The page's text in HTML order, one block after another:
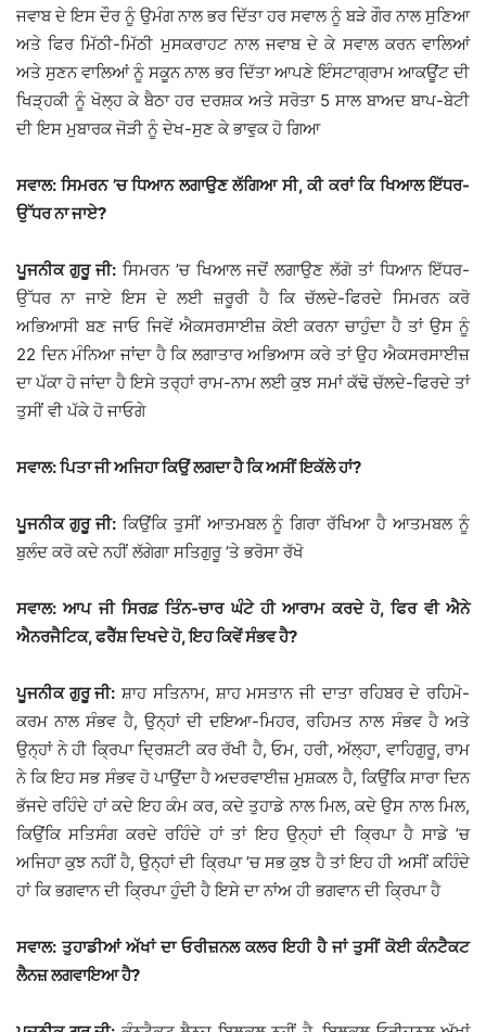
ਜਵਾਬ ਦੇ ਇਸ ਦੌਰ ਨੂੰ ਉਮੰਗ ਨਾਲ ਭਰ ਦਿੱਤਾ ਹਰ ਸਵਾਲ ਨੂੰ ਬੜੇ ਗੌਰ ਨਾਲ ਸੁਣਿਆ
ਅਤੇ ਫਿਰ ਮਿੱਠੀ-ਮਿੱਠੀ ਮੁਸਕਰਾਹਟ ਨਾਲ ਜਵਾਬ ਦੇ ਕੇ ਸਵਾਲ ਕਰਨ ਵਾਲਿਆਂ
ਅਤੇ ਸੁਣਨ ਵਾਲਿਆਂ ਨੂੰ ਸਕੂਨ ਨਾਲ ਭਰ ਦਿੱਤਾ ਆਪਣੇ ਇੰਸਟਾਗ੍ਰਾਮ ਆਕਊਂਟ ਦੀ
ਖਿੜ੍ਹਕੀ ਨੂੰ ਖੋਲ੍ਹ ਕੇ ਬੈਠਾ ਹਰ ਦਰਸ਼ਕ ਅਤੇ ਸਰੋਤਾ 5 ਸਾਲ ਬਾਅਦ ਬਾਪ-ਬੇਟੀ
ਦੀ ਇਸ ਮੁਬਾਰਕ ਜੋੜੀ ਨੂੰ ਦੇਖ-ਸੁਣ ਕੇ ਭਾਵੁਕ ਹੋ ਗਿਆ
ਸਵਾਲ: ਸਿਮਰਨ ’ਚ ਧਿਆਨ ਲਗਾਉਣ ਲੱਗਿਆ ਸੀ, ਕੀ ਕਰਾਂ ਕਿ ਖਿਆਲ ਇੱਧਰ-
ਉੱਧਰ ਨਾ ਜਾਏ?
ਪੂਜਨੀਕ ਗੁਰੂ ਜੀ:ਸਿਮਰਨ ’ਚ ਖਿਆਲ ਜਦੋਂ ਲਗਾਉਣ ਲੱਗੋ ਤਾਂ ਧਿਆਨ ਇੱਧਰ-
ਉੱਧਰ ਨਾ ਜਾਏ ਇਸ ਦੇ ਲਈ ਜ਼ਰੂਰੀ ਹੈ ਕਿ ਚੱਲਦੇ-ਫਿਰਦੇ ਸਿਮਰਨ ਕਰੋ
ਅਭਿਆਸੀ ਬਣ ਜਾਓ ਜਿਵੇਂ ਐਕਸਰਸਾਈਜ਼ ਕੋਈ ਕਰਨਾ ਚਾਹੁੰਦਾ ਹੈ ਤਾਂ ਉਸ ਨੂੰ
22 ਦਿਨ ਮੰਨਿਆ ਜਾਂਦਾ ਹੈ ਕਿ ਲਗਾਤਾਰ ਅਭਿਆਸ ਕਰੇ ਤਾਂ ਉਹ ਐਕਸਰਸਾਈਜ਼
ਦਾ ਪੱਕਾ ਹੋ ਜਾਂਦਾ ਹੈ ਇਸੇ ਤਰ੍ਹਾਂ ਰਾਮ-ਨਾਮ ਲਈ ਕੁਝ ਸਮਾਂ ਕੱਢੋ ਚੱਲਦੇ-ਫਿਰਦੇ ਤਾਂ
ਤੁਸੀਂ ਵੀ ਪੱਕੇ ਹੋ ਜਾਓਗੇ
ਸਵਾਲ: ਪਿਤਾ ਜੀ ਅਜਿਹਾ ਕਿਉਂ ਲਗਦਾ ਹੈ ਕਿ ਅਸੀਂ ਇਕੱਲੇ ਹਾਂ?
ਪੂਜਨੀਕ ਗੁਰੂ ਜੀ:ਕਿਉਂਕਿ ਤੁਸੀਂ ਆਤਮਬਲ ਨੂੰ ਗਿਰਾ ਰੱਖਿਆ ਹੈ ਆਤਮਬਲ ਨੂੰ
ਬੁਲੰਦ ਕਰੋ ਕਦੇ ਨਹੀਂ ਲੱਗੇਗਾ ਸਤਿਗੁਰੂ ’ਤੇ ਭਰੋਸਾ ਰੱਖੋ
ਸਵਾਲ: ਆਪ ਜੀ ਸਿਰਫ਼ ਤਿੰਨ-ਚਾਰ ਘੰਟੇ ਹੀ ਆਰਾਮ ਕਰਦੇ ਹੋ, ਫਿਰ ਵੀ ਐਨੇ
ਐਨਰਜੈਟਿਕ, ਫਰੈੱਸ਼ ਦਿਖਦੇ ਹੋ, ਇਹ ਕਿਵੇਂ ਸੰਭਵ ਹੈ?
ਪੂਜਨੀਕ ਗੁਰੂ ਜੀ: ਸ਼ਾਹ ਸਤਿਨਾਮ, ਸ਼ਾਹ ਮਸਤਾਨ ਜੀ ਦਾਤਾ ਰਹਿਬਰ ਦੇ ਰਹਿਮੋ-
ਕਰਮ ਨਾਲ ਸੰਭਵ ਹੈ, ਉਨ੍ਹਾਂ ਦੀ ਦਇਆ-ਮਿਹਰ, ਰਹਿਮਤ ਨਾਲ ਸੰਭਵ ਹੈ ਅਤੇ
ਉਨ੍ਹਾਂ ਨੇ ਹੀ ਕ੍ਰਿਪਾ ਦ੍ਰਿਸ਼ਟੀ ਕਰ ਰੱਖੀ ਹੈ, ਓਮ, ਹਰੀ, ਅੱਲ੍ਹਾ, ਵਾਹਿਗੁਰੂ, ਰਾਮ
ਨੇ ਕਿ ਇਹ ਸਭ ਸੰਭਵ ਹੋ ਪਾਉਂਦਾ ਹੈ ਅਦਰਵਾਈਜ਼ ਮੁਸ਼ਕਲ ਹੈ, ਕਿਉਂਕਿ ਸਾਰਾ ਦਿਨ
ਭੱਜਦੇ ਰਹਿੰਦੇ ਹਾਂ ਕਦੇ ਇਹ ਕੰਮ ਕਰ, ਕਦੇ ਤੁਹਾਡੇ ਨਾਲ ਮਿਲ, ਕਦੇ ਉਸ ਨਾਲ ਮਿਲ,
ਕਿਉਂਕਿ ਸਤਿਸੰਗ ਕਰਦੇ ਰਹਿੰਦੇ ਹਾਂ ਤਾਂ ਇਹ ਉਨ੍ਹਾਂ ਦੀ ਕ੍ਰਿਪਾ ਹੈ ਸਾਡੇ ’ਚ
ਅਜਿਹਾ ਕੁਝ ਨਹੀਂ ਹੈ, ਉਨ੍ਹਾਂ ਦੀ ਕ੍ਰਿਪਾ ’ਚ ਸਭ ਕੁਝ ਹੈ ਤਾਂ ਇਹ ਹੀ ਅਸੀਂ ਕਹਿੰਦੇ
ਹਾਂ ਕਿ ਭਗਵਾਨ ਦੀ ਕ੍ਰਿਪਾ ਹੁੰਦੀ ਹੈ ਇਸੇ ਦਾ ਨਾਂਅ ਹੀ ਭਗਵਾਨ ਦੀ ਕ੍ਰਿਪਾ ਹੈ
ਸਵਾਲ: ਤੁਹਾਡੀਆਂ ਅੱਖਾਂ ਦਾ ਓਰੀਜ਼ਨਲ ਕਲਰ ਇਹੀ ਹੈ ਜਾਂ ਤੁਸੀਂ ਕੋਈ ਕੰਨਟੈਕਟ
ਲੈਨਜ਼ ਲਗਵਾਇਆ ਹੈ?